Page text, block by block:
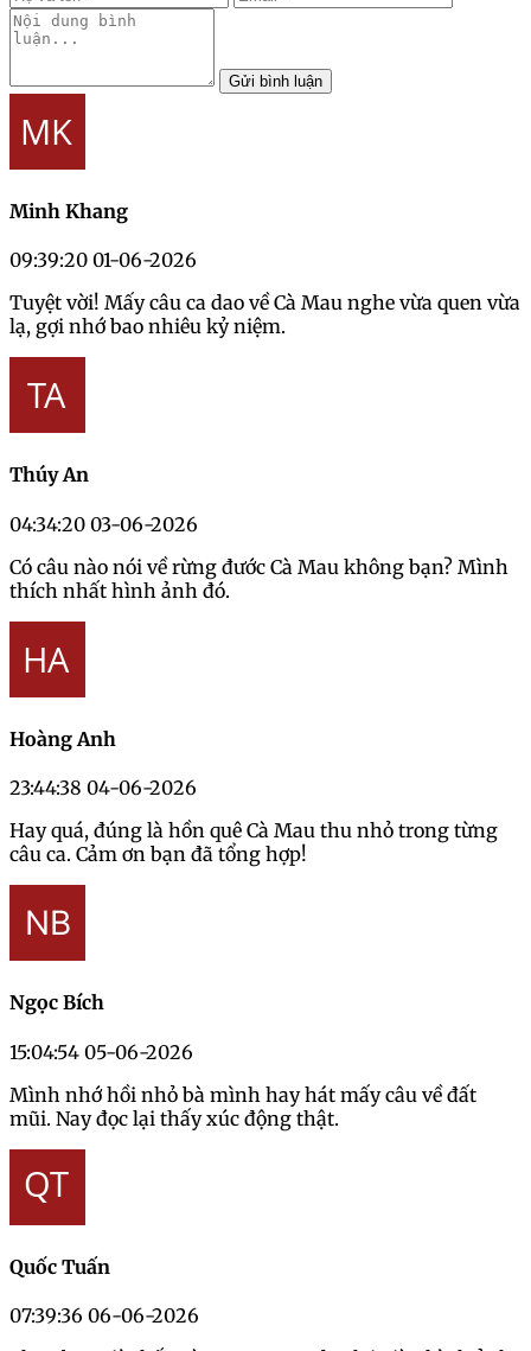
Gửi bình luận
Minh Khang
09:39:20 01-06-2026
Tuyệt vời! Mấy câu ca dao về Cà Mau nghe vừa quen vừa
lạ, gợi nhớ bao nhiêu kỷ niệm.
Thúy An
04:34:20 03-06-2026
Có câu nào nói về rừng đước Cà Mau không bạn? Mình
thích nhất hình ảnh đó.
Hoàng Anh
23:44:38 04-06-2026
Hay quá, đúng là hồn quê Cà Mau thu nhỏ trong từng
câu ca. Cảm ơn bạn đã tổng hợp!
Ngọc Bích
15:04:54 05-06-2026
Mình nhớ hồi nhỏ bà mình hay hát mấy câu về đất
mũi. Nay đọc lại thấy xúc động thật.
Quốc Tuấn
07:39:36 06-06-2026